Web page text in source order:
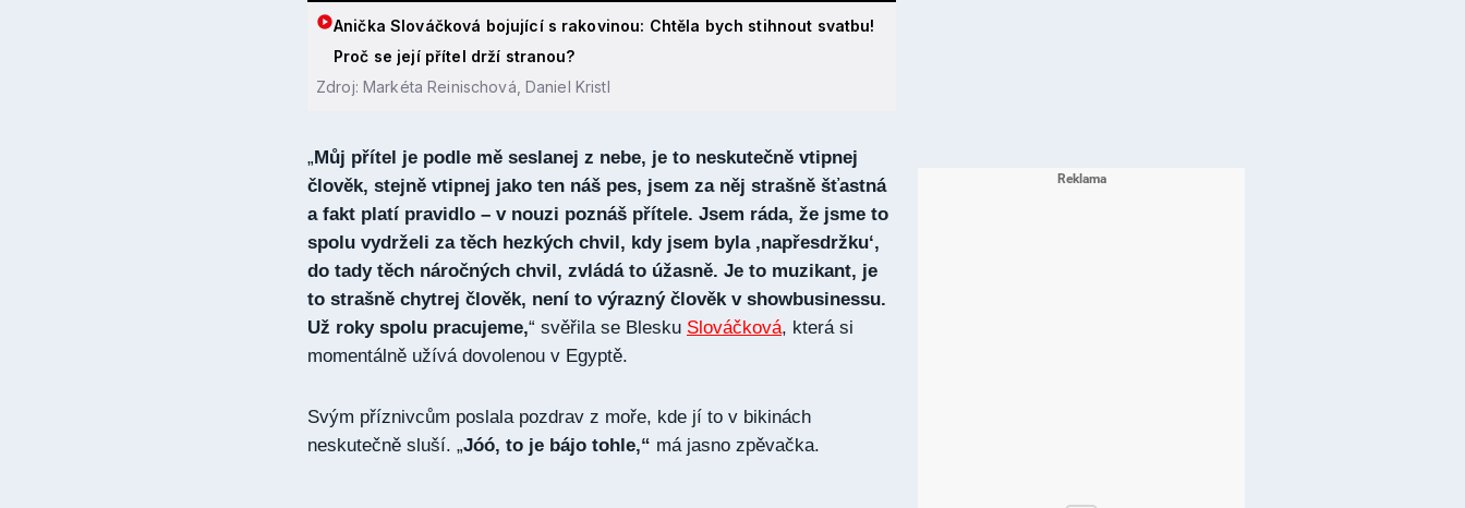
Anička Slováčková bojující s rakovinou: Chtěla bych stihnout svatbu!
Proč se její přítel drží stranou?
Zdroj: Markéta Reinischová, Daniel Kristl
„Můj přítel je podle mě seslanej z nebe, je to neskutečně vtipnej
člověk, stejně vtipnej jako ten náš pes, jsem za něj strašně šťastná
a fakt platí pravidlo – v nouzi poznáš přítele. Jsem ráda, že jsme to
spolu vydrželi za těch hezkých chvil, kdy jsem byla ‚napřesdržku‘,
do tady těch náročných chvil, zvládá to úžasně. Je to muzikant, je
to strašně chytrej člověk, není to výrazný člověk v showbusinessu.
Už roky spolu pracujeme,“ svěřila se Blesku Slováčková, která si
momentálně užívá dovolenou v Egyptě.
Svým příznivcům poslala pozdrav z moře, kde jí to v bikinách
neskutečně sluší. „Jóó, to je bájo tohle,“ má jasno zpěvačka.